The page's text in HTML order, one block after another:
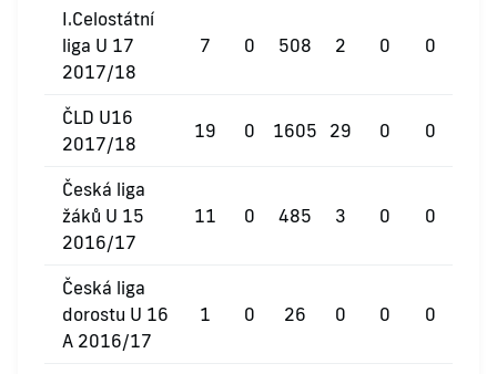
I.Celostátní
liga U 17
2017/18
7 0 508 2 0 0
ČLD U16
2017/18
19 0 1605 29 0 0
Česká liga
žáků U 15
2016/17
11 0 485 3 0 0
Česká liga
dorostu U 16
A 2016/17
1 0 26 0 0 0